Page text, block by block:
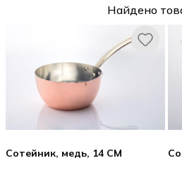
Найдено
Сотейник, медь, 14 CM